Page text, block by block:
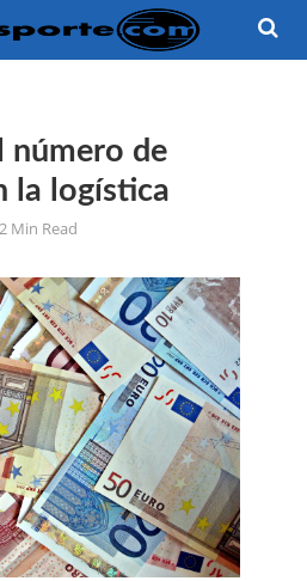
número de
la logística
2 Min Read